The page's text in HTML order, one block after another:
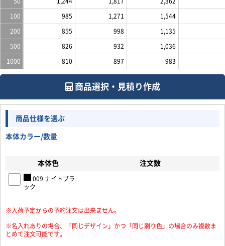
100 985 1,271 1,544
200 855 998 1,135
500 826 932 1,036
1000 810 897 983
商品選択・見積り作成
商品仕様を選ぶ
本体カラー/数量
本体色 注文数
009 ナイトブラ
ック
※入荷予定からの予約注文は出来ません。
※名入れありの場合、「同じデザイン」かつ「同じ刷り色」の場合のみ複数ま
とめて注文可能です。
お買い物を続ける